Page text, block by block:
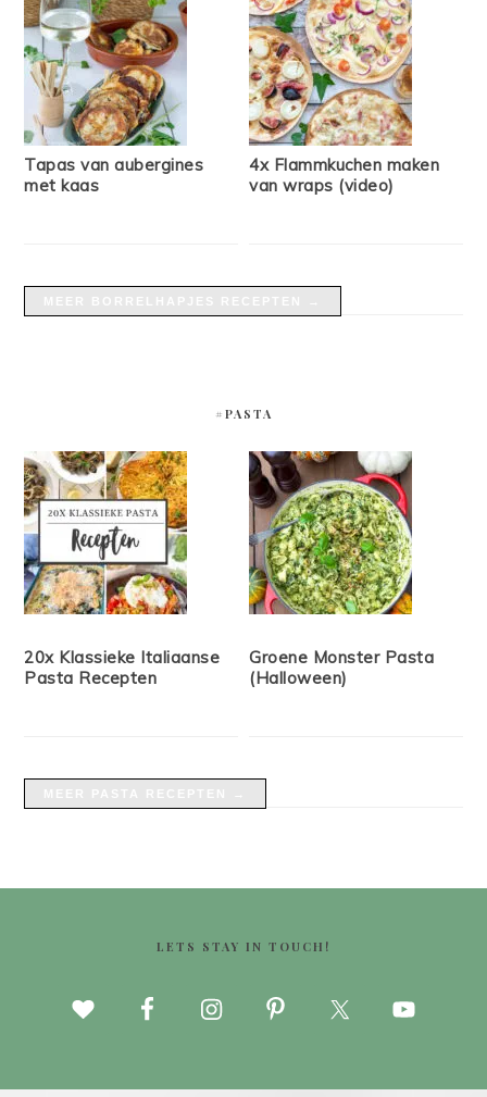
Tapas van aubergines
met kaas
4x Flammkuchen maken
van wraps (video)
#PASTA
20x Klassieke Italiaanse
Pasta Recepten
Groene Monster Pasta
(Halloween)
LETS STAY IN TOUCH!